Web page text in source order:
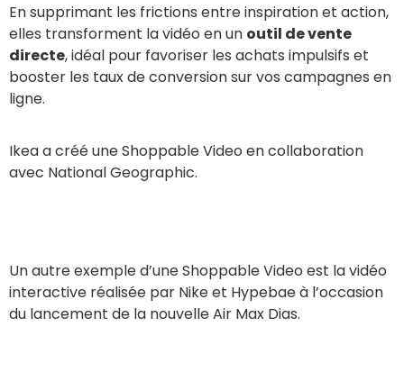
En supprimant les frictions entre inspiration et action,
elles transforment la vidéo en un outil de vente
directe, idéal pour favoriser les achats impulsifs et
booster les taux de conversion sur vos campagnes en
ligne.
Ikea a créé une Shoppable Video en collaboration
avec National Geographic.
Un autre exemple d’une Shoppable Video est la vidéo
interactive réalisée par Nike et Hypebae à l’occasion
du lancement de la nouvelle Air Max Dias.